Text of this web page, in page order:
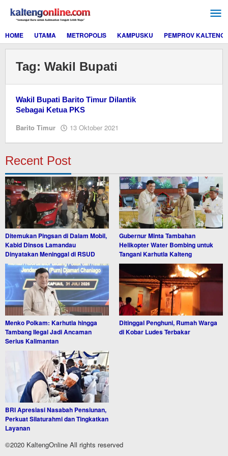
konten
HOME
UTAMA METROPOLIS KAMPUSKU PEMPROV KALTENG
Tag: Wakil Bupati
Wakil Bupati Barito Timur Dilantik
Sebagai Ketua PKS
Barito Timur 13 Oktober 2021
Recent Post
Ditemukan Pingsan di Dalam Mobil,
Kabid Dinsos Lamandau
Dinyatakan Meninggal di RSUD
Gubernur Minta Tambahan
Helikopter Water Bombing untuk
Tangani Karhutla Kalteng
Menko Polkam: Karhutla hingga
Tambang Ilegal Jadi Ancaman
Serius Kalimantan
Ditinggal Penghuni, Rumah Warga
di Kobar Ludes Terbakar
BRI Apresiasi Nasabah Pensiunan,
Perkuat Silaturahmi dan Tingkatkan
Layanan
©2020 KaltengOnline All rights reserved